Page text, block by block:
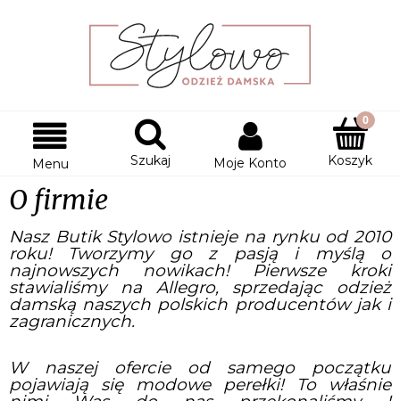
Menu Szukaj Moje Konto Koszyk
O firmie
Nasz Butik Stylowo istnieje na rynku od 2010
roku! Tworzymy go z pasją i myślą o
najnowszych nowikach! Pierwsze kroki
stawialiśmy na Allegro, sprzedając odzież
damską naszych polskich producentów jak i
zagranicznych.
W naszej ofercie od samego początku
pojawiają się modowe perełki! To właśnie